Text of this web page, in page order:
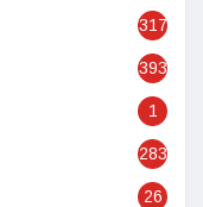
317
393
1
283
26